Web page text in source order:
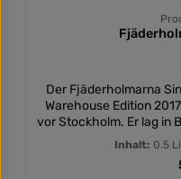
Der Fjäderholmarna
Warehouse Edition
vor Stockholm. Er lag in
ist auf eine Anzahl von
wurde der
gefüllt am 14.02.2017.
Inhalt: 0.5